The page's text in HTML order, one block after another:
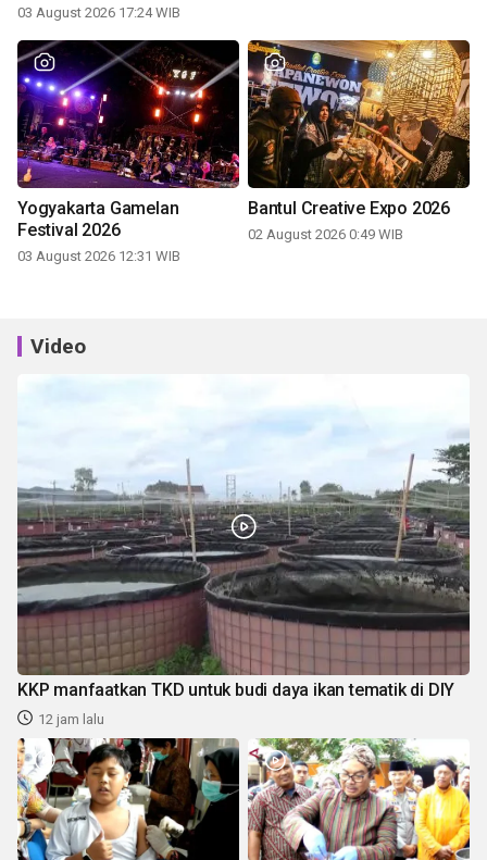
03 August 2026 17:24 WIB
Yogyakarta Gamelan
Festival 2026
03 August 2026 12:31 WIB
Bantul Creative Expo 2026
02 August 2026 0:49 WIB
Video
KKP manfaatkan TKD untuk budi daya ikan tematik di DIY
12 jam lalu